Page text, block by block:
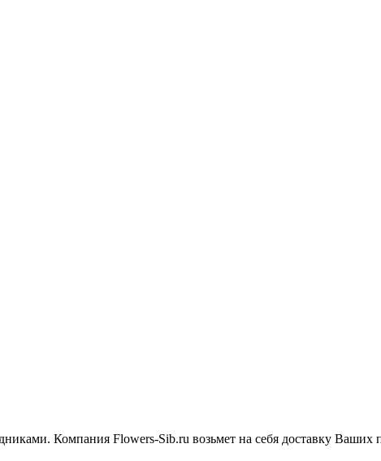
Компания Flowers-Sib.ru возьмет на себя доставку